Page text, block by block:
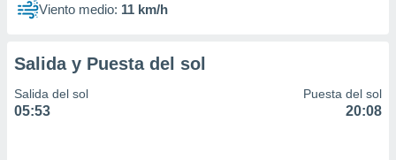
1199Viento medio: 11 km/h
Salida y Puesta del sol
Salida del sol
05:53
Puesta del sol
20:08